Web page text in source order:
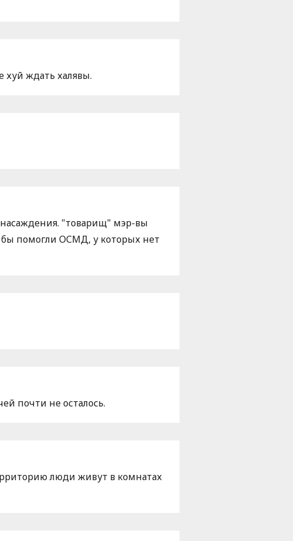
ждать халявы.
"товарищ" мэр-вы
бы помогли ОСМД, у которых нет
почти не осталось.
люди живут в комнатах